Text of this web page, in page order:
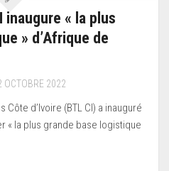
inaugure « la plus
» d’Afrique de
OCTOBRE 2022
d’Ivoire (BTL CI) a inauguré
« la plus grande base logistique